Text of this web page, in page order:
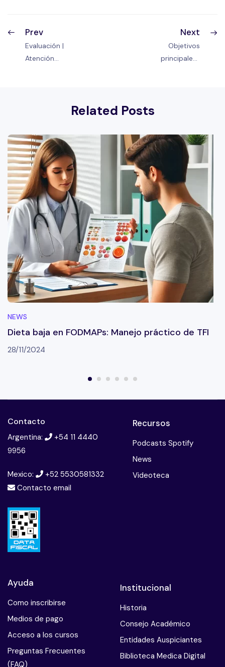
Prev
Evaluación |
Atención
Next
Objetivos
principales |
Related Posts
NEWS
Dieta baja en FODMAPs: Manejo práctico de TFI
28/11/2024
Contacto
Argentina:
+54 11 4440
9956
Mexico:
+52 5530581332
Contacto email
Recursos
Podcasts Spotify
News
Videoteca
Ayuda
Como inscribirse
Medios de pago
Acceso a los cursos
Preguntas Frecuentes
(FAQ)
Institucional
Historia
Consejo Académico
Entidades Auspiciantes
Biblioteca Medica Digital